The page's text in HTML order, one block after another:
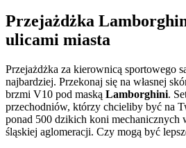
Przejażdżka
ulicami miasta
Przejażdżka za kierownicą sportowego
najbardziej. Przekonaj się na własnej
brzmi V10 pod maską Lamborghini.
przechodniów, którzy chcieliby być na
ponad 500 dzikich koni mechanicznych
śląskiej aglomeracji. Czy mogą być